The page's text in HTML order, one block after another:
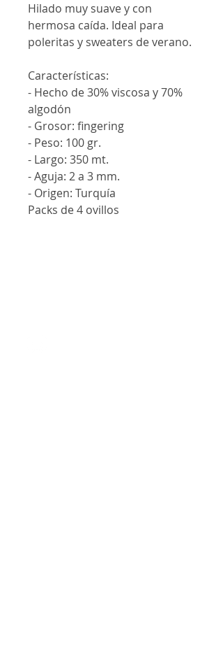
Hilado muy suave y con
hermosa caída. Ideal para
poleritas y sweaters de verano.
Características:
- Hecho de 30% viscosa y 70%
algodón
- Grosor: fingering
- Peso: 100 gr.
- Largo: 350 mt.
- Aguja: 2 a 3 mm.
- Origen: Turquía
Packs de 4 ovillos